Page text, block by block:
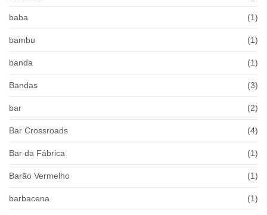
baba (1)
bambu (1)
banda (1)
Bandas (3)
bar (2)
Bar Crossroads (4)
Bar da Fábrica (1)
Barão Vermelho (1)
barbacena (1)